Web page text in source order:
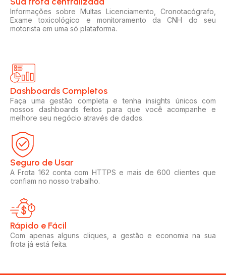
Informações sobre Multas Licenciamento, Cronotacógrafo,
Exame toxicológico e monitoramento da CNH do seu
motorista em uma só plataforma.
Dashboards Completos​​
Faça uma gestão completa e tenha insights únicos com
nossos dashboards feitos para que você acompanhe e
melhore seu negócio através de dados.
Seguro de Usar​
A Frota 162 conta com HTTPS e mais de 600 clientes que
confiam no nosso trabalho.
Rápido e Fácil​
Com apenas alguns cliques, a gestão e economia na sua
frota já está feita.